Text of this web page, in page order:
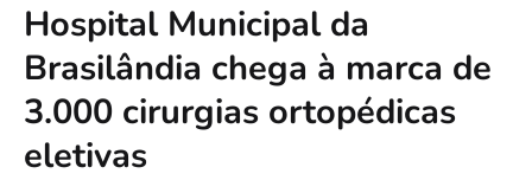
Hospital Municipal da
Brasilândia chega à marca de
3.000 cirurgias ortopédicas
eletivas